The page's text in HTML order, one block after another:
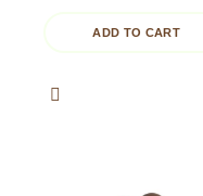
ADD TO CART